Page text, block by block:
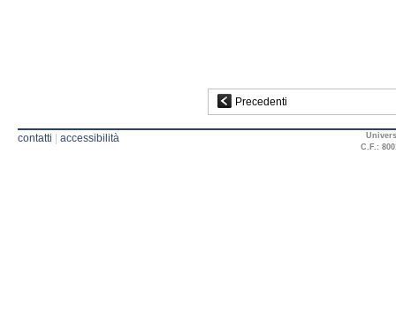
Precedenti
contatti | accessibilità
C.F.: